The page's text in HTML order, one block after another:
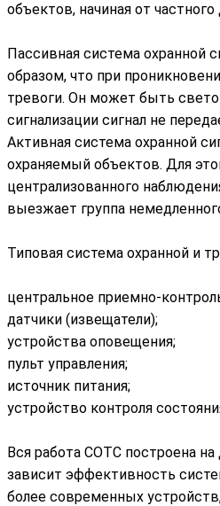
объектов, начиная от
Пассивная система охранной
образом, что при
тревоги. Он может быть
сигнализации сигнал не
Активная система охранной
охраняемый объектов. Для
централизованного
выезжает группа
Типовая система охранной и
центральное приемно-
датчики (извещатели);
устройства оповещения;
пульт управления;
источник питания;
устройство контроля
Вся работа СОТС построена
зависит эффективность
более современных